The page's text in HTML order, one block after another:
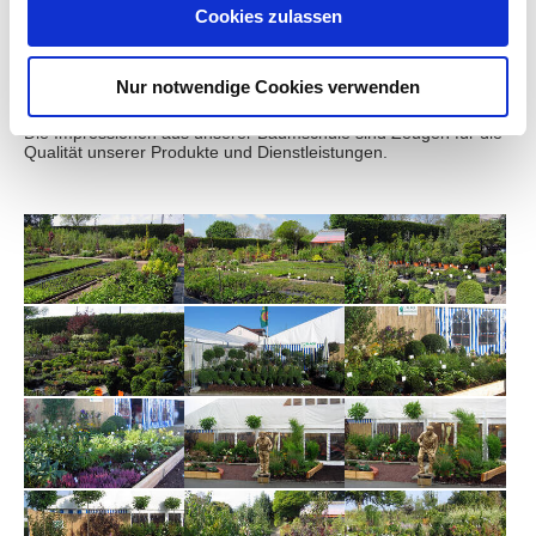
Cookies zulassen
Nur notwendige Cookies verwenden
Eindrücke für Inspirationen
Die Impressionen aus unserer Baumschule sind Zeugen für die
Qualität unserer Produkte und Dienstleistungen.